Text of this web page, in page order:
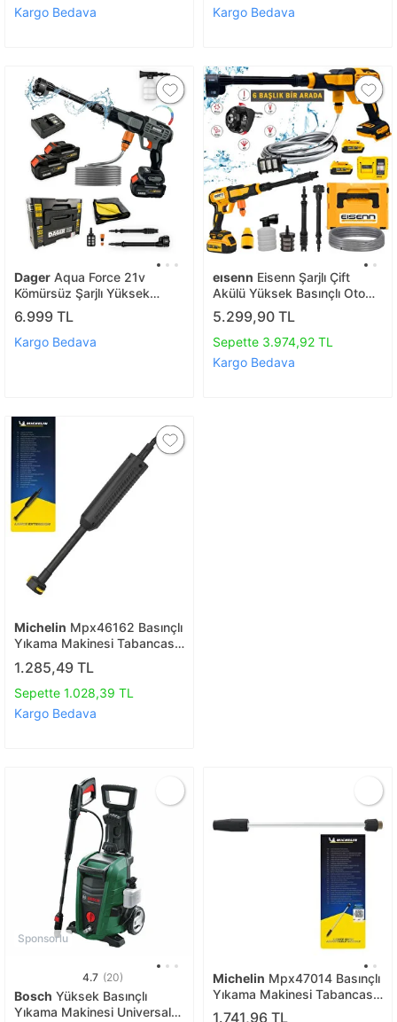
Kargo Bedava
Kargo Bedava
Dager Aqua Force 21v
Kömürsüz Şarjlı Yüksek
Basınçlı Yıkama Makinesi
Seti | Çift 4.0 Ah Akü +
Köpük Haznesi + Mikrofiber
6.999 TL
Kargo Bedava
eısenn Eisenn Şarjlı Çift
Akülü Yüksek Basınçlı Oto
Araç Ve Bahçe Yıkama
Temizleme Makinesi
5.299,90 TL
Sepette 3.974,92 TL
Kargo Bedava
Michelin Mpx46162 Basınçlı
Yıkama Makinesi Tabancası
İçin Mızrak Uzatma Aparatı
1.285,49 TL
Sepette 1.028,39 TL
Kargo Bedava
Sponsorlu
4.7 (20)
Bosch Yüksek Basınçlı
Yıkama Makinesi Universal
Michelin Mpx47014 Basınçlı
Yıkama Makinesi Tabancası
İçin Pirinç Alaşımlı Mızrak Ve
1.741,96 TL